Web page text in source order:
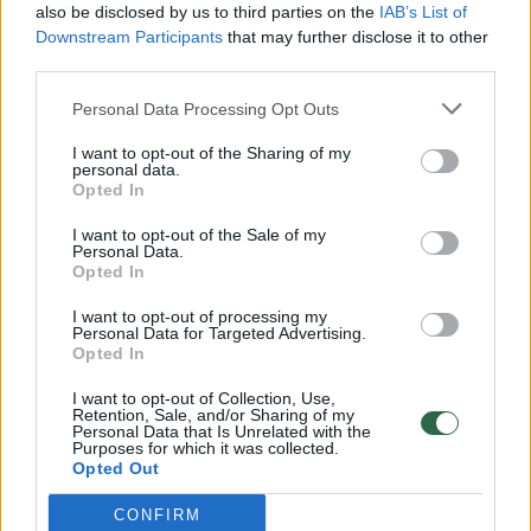
also be disclosed by us to third parties on the IAB’s List of
Downstream Participants that may further disclose it to other
Personal Data Processing Opt Outs
I want to opt-out of the Sharing of my
personal data.
Opted In
I want to opt-out of the Sale of my
Personal Data.
Opted In
I want to opt-out of processing my
Personal Data for Targeted Advertising.
Opted In
I want to opt-out of Collection, Use,
Retention, Sale, and/or Sharing of my
Personal Data that Is Unrelated with the
Purposes for which it was collected.
Opted Out
CONFIRM
Lietuvos diena
Savaitės vidurys nusimato karštas: temperatūra kils iki
Žinios | Orai
00:00:59
Nufilmavo, kaip patvino Vilniaus Vakarinis aplinkkelis:
vaizdas pribloškia
Žinios | Lietuvos diena
Avarija Vilniuje: į stotelę įsirėžęs automobilis sužalojo
dvi moteris
Žinios | Lietuvos diena